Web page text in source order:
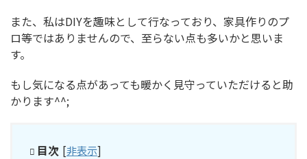
また、私はDIYを趣味として行なっており、家具作りのプ
ロ等ではありませんので、至らない点も多いかと思いま
す。
もし気になる点があっても暖かく見守っていただけると助
かります^^;
目次 [非表示]